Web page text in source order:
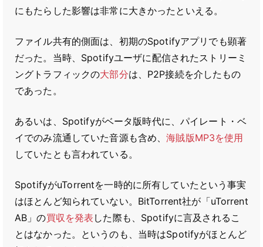
にもたらした影響は非常に大きかったといえる。
ファイル共有的側面は、初期のSpotifyアプリでも顕著
だった。当時、Spotifyユーザに配信されたストリーミ
ングトラフィックの大部分は、P2P接続を介したもの
であった。
あるいは、Spotifyがベータ版時代に、パイレート・ベ
イでのみ流通していた音源も含め、海賊版MP3を使用
していたとも言われている。
SpotifyがuTorrentを一時的に所有していたという事実
はほとんど知られていない。BitTorrent社が「uTorrent
AB」の買収を発表 した際も、Spotifyに言及されるこ
とはなかった。というのも、当時はSpotifyがほとんど